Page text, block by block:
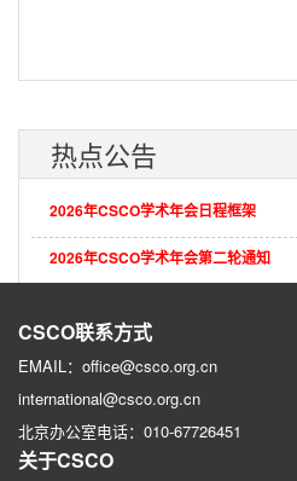
热点公告
2026年CSCO学术年会日程框架
2026年CSCO学术年会第二轮通知
CSCO联系方式
EMAIL：office@csco.org.cn
international@csco.org.cn
北京办公室电话：010-67726451
关于CSCO